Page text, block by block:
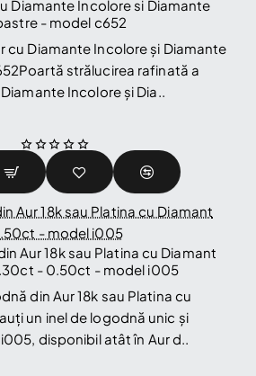
🔥 Selling fast
Diamante Incolore si Diamante
- model c652
cu Diamante Incolore și Diamante
strălucirea rafinată a
Incolore și Dia..
Aur 18k sau Platina cu Diamant
- 0.50ct - model i005
din Aur 18k sau Platina cu
un inel de logodnă unic și
disponibil atât în Aur d..